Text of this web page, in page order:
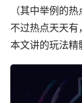
（其中举例的
不过热点天天
本文讲的玩法精